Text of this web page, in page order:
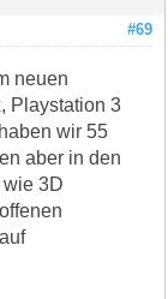
#69
neuen
Playstation 3
wir 55
aber in den
3D